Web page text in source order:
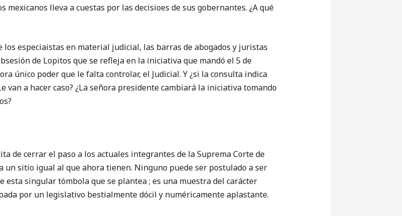
mexicanos lleva a cuestas por las decisioes de sus gobernantes. ¿A qué
los especiaistas en material judicial, las barras de abogados y juristas
de Lopitos que se refleja en la iniciativa que mandó el 5 de
único poder que le falta controlar, el Judicial. Y ¿si la consulta indica
van a hacer caso? ¿La señora presidente cambiará la iniciativa tomando
de cerrar el paso a los actuales integrantes de la Suprema Corte de
un sitio igual al que ahora tienen. Ninguno puede ser postulado a ser
esta singular tómbola que se plantea ; es una muestra del carácter
por un legislativo bestialmente dócil y numéricamente aplastante.